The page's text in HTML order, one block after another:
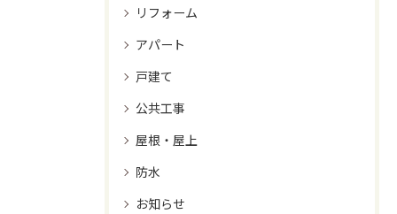
リフォーム
アパート
戸建て
公共工事
屋根・屋上
防水
お知らせ